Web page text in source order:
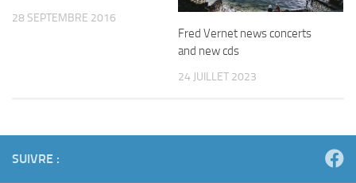
28 SEPTEMBRE 2016
Fred Vernet news concerts
and new cds
24 JUILLET 2023
SUIVRE :